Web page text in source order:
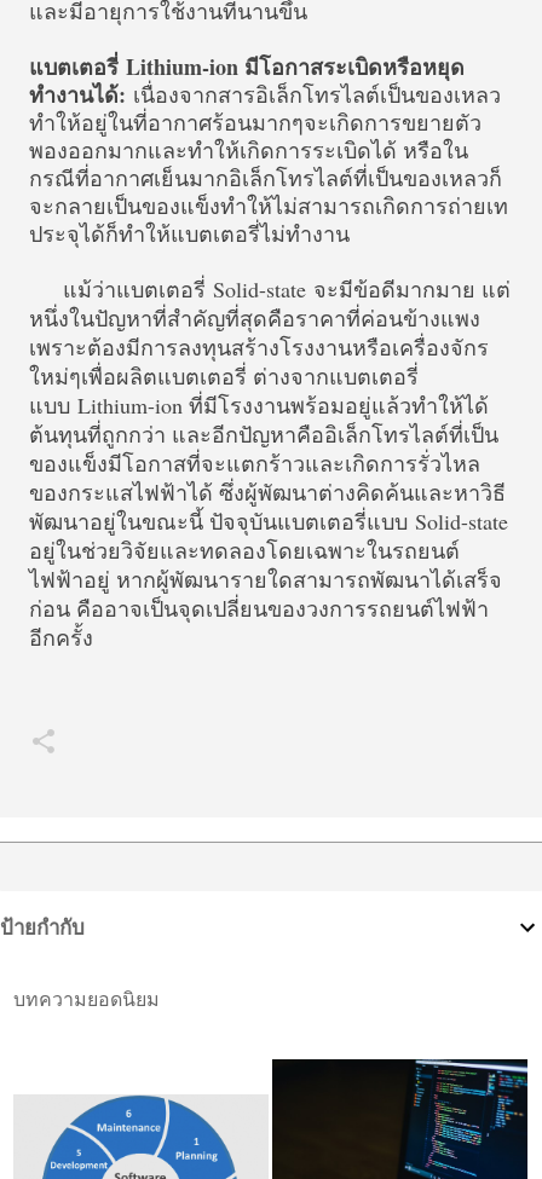
และมีอายุการใช้งานที่นานขึ้น
แบตเตอรี่ Lithium-ion มีโอกาสระเบิดหรือหยุด
ทำงานได้: เนื่องจากสารอิเล็กโทรไลต์เป็นของเหลว
ทำให้อยู่ในที่อากาศร้อนมากๆจะเกิดการขยายตัว
พองออกมากและทำให้เกิดการระเบิดได้ หรือใน
กรณีที่อากาศเย็นมากอิเล็กโทรไลต์ที่เป็นของเหลวก็
จะกลายเป็นของแข็งทำให้ไม่สามารถเกิดการถ่ายเท
ประจุได้ก็ทำให้แบตเตอรี่ไม่ทำงาน
แม้ว่าแบตเตอรี่ Solid-state จะมีข้อดีมากมาย แต่
หนึ่งในปัญหาที่สำคัญที่สุดคือราคาที่ค่อนข้างแพง
เพราะต้องมีการลงทุนสร้างโรงงานหรือเครื่องจักร
ใหม่ๆเพื่อผลิตแบตเตอรี่ ต่างจากแบตเตอรี่
แบบ Lithium-ion ที่มีโรงงานพร้อมอยู่แล้วทำให้ได้
ต้นทุนที่ถูกกว่า และอีกปัญหาคืออิเล็กโทรไลต์ที่เป็น
ของแข็งมีโอกาสที่จะแตกร้าวและเกิดการรั่วไหล
ของกระแสไฟฟ้าได้ ซึ่งผู้พัฒนาต่างคิดค้นและหาวิธี
พัฒนาอยู่ในขณะนี้ ปัจจุบันแบตเตอรี่แบบ Solid-state
อยู่ในช่วยวิจัยและทดลองโดยเฉพาะในรถยนต์
ไฟฟ้าอยู่ หากผู้พัฒนารายใดสามารถพัฒนาได้เสร็จ
ก่อน คืออาจเป็นจุดเปลี่ยนของวงการรถยนต์ไฟฟ้า
อีกครั้ง
ป้ายกำกับ
บทความยอดนิยม